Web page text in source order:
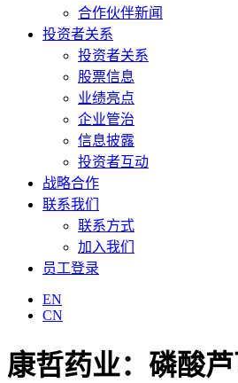
合作伙伴新闻
投资者关系
投资者关系
股票信息
业绩亮点
企业管治
信息披露
投资者互动
战略合作
联系我们
联系方式
加入我们
员工登录
EN
CN
康哲药业：磷酸